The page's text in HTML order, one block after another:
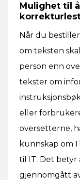
Mulighet til
Når du
om teksten
person enn
tekster om
eller
oversetterne,
kunnskap om
til IT. Det betyr
gjennomgått